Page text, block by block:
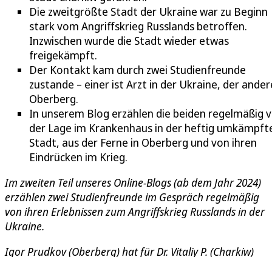
Die zweitgrößte Stadt der Ukraine war zu Beginn
stark vom Angriffskrieg Russlands betroffen.
Inzwischen wurde die Stadt wieder etwas
freigekämpft.
Der Kontakt kam durch zwei Studienfreunde
zustande – einer ist Arzt in der Ukraine, der
Oberberg.
In unserem Blog erzählen die beiden regelmäßig
der Lage im Krankenhaus in der heftig
Stadt, aus der Ferne in Oberberg und von ihren
Eindrücken im Krieg.
Im zweiten Teil unseres Online-Blogs (ab dem Jahr 2024)
erzählen zwei Studienfreunde im Gespräch regelmäßig
von ihren Erlebnissen zum Angriffskrieg Russlands in der
Ukraine.
Igor Prudkov (Oberberg) hat für Dr. Vitaliy P. (Charkiw)